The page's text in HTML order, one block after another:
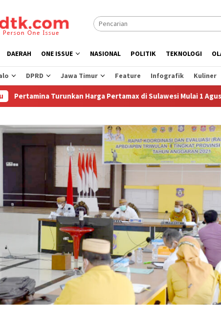
DAERAH ONE ISSUE NASIONAL POLITIK TEKNOLOGI
DPRD Jawa Timur Feature Infografik Kuliner
Turunkan Harga Pertamax di Sulawesi Mulai 1 Agustus 2026